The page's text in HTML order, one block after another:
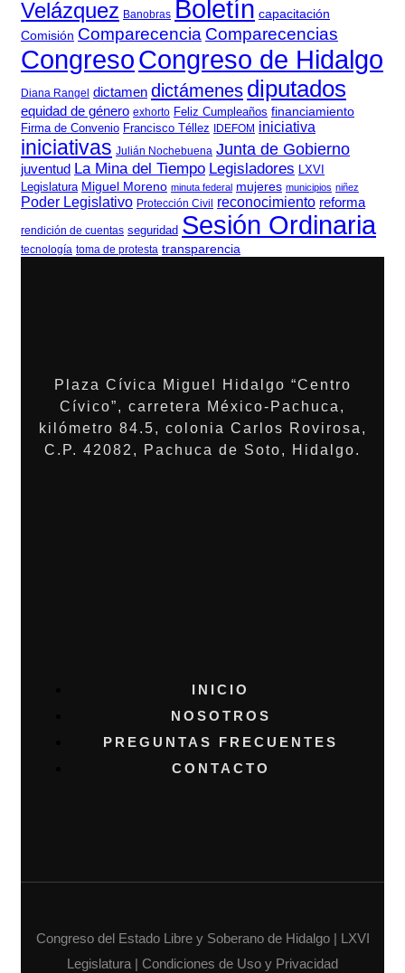
Velázquez Banobras Boletín capacitación
Comisión Comparecencia Comparecencias
CongresoCongreso de Hidalgo
Diana Rangel dictamen dictámenes diputados
equidad de género exhorto Feliz Cumpleaños financiamiento
Firma de Convenio Francisco Téllez IDEFOM iniciativa
iniciativas Julián Nochebuena Junta de Gobierno
juventud La Mina del Tiempo Legisladores LXVI
Legislatura Miguel Moreno minuta federal mujeres municipios niñez
Poder Legislativo Protección Civil reconocimiento reforma
rendición de cuentas seguridad Sesión Ordinaria
tecnología toma de protesta transparencia
Plaza Cívica Miguel Hidalgo “Centro
Cívico”, carretera México-Pachuca,
kilómetro 84.5, colonia Carlos Rovirosa,
C.P. 42082, Pachuca de Soto, Hidalgo.
INICIO
NOSOTROS
PREGUNTAS FRECUENTES
CONTACTO
Congreso del Estado Libre y Soberano de Hidalgo | LXVI
Legislatura | Condiciones de Uso y Privacidad